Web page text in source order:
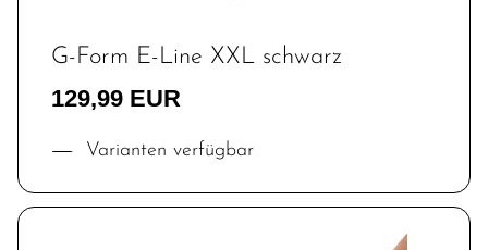
G-Form E-Line XXL schwarz
129,99 EUR
Varianten verfügbar